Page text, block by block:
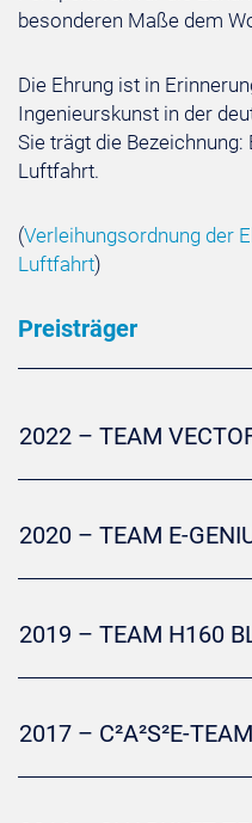
besonderen Maße dem
Die Ehrung ist in
Ingenieurskunst in der
Sie trägt die
Luftfahrt.
(Verleihungsordnung der
Luftfahrt)
Preisträger
2022 – TEAM
2020 – TEAM E-
2019 – TEAM H160
2017 – C²A²S²E-TEAM